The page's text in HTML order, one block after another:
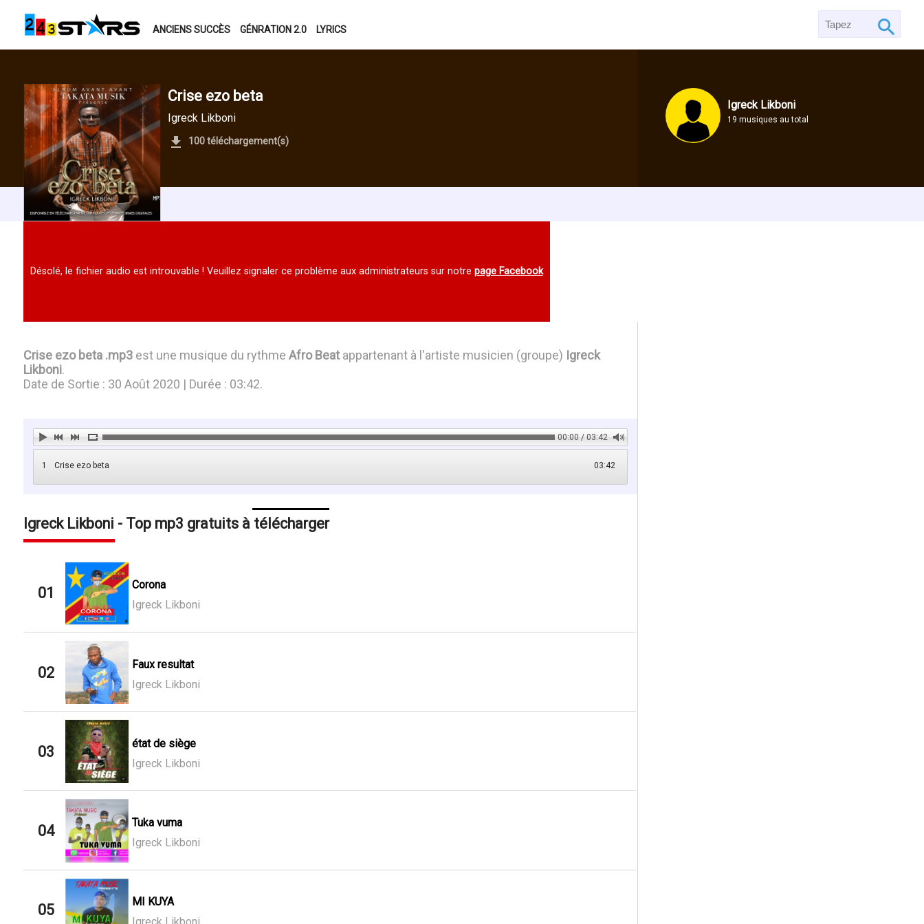
ANCIENS SUCCÈS GÉNRATION 2.0 LYRICS
Crise ezo beta
Igreck Likboni
100 téléchargement(s)
Igreck Likboni
19 musiques au total
Désolé, le fichier audio est introuvable ! Veuillez signaler ce problème aux administrateurs sur notre page Facebook
Crise ezo beta .mp3est une musique du rythme Afro Beatappartenant à l'artiste musicien (groupe) Igreck
Likboni.
Date de Sortie : 30 Août 2020 | Durée : 03:42.
00:00 / 03:42
1 03:42
Crise ezo beta
Igreck Likboni - Top mp3 gratuits à télécharger
01
Corona
Igreck Likboni
02
Faux resultat
Igreck Likboni
03
état de siège
Igreck Likboni
04
Tuka vuma
Igreck Likboni
05
MI KUYA